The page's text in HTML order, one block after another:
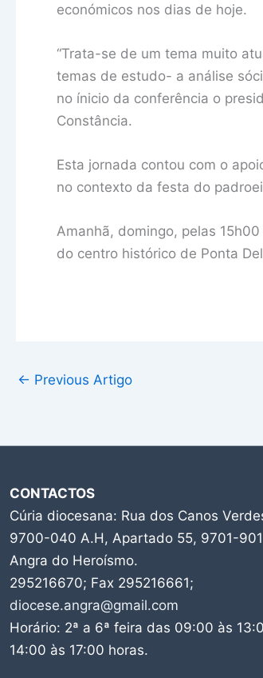
económicos nos dias de hoje.
“Trata-se de um tema muito
temas de estudo- a análise
no ínicio da conferência o
Constância.
Esta jornada contou com o
no contexto da festa do
Amanhã, domingo, pelas
do centro histórico de Ponta
← Previous Artigo
CONTACTOS
Cúria diocesana: Rua dos Canos
9700-040 A.H, Apartado 55, 9701-901
Angra do Heroísmo.
295216670; Fax 295216661;
diocese.angra@gmail.com
Horário: 2ª a 6ª feira das 09:00 às
14:00 às 17:00 horas.